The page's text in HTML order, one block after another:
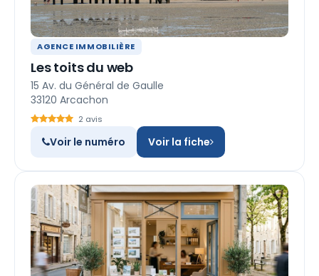
AGENCE IMMOBILIÈRE
Les toits du web
15 Av. du Général de Gaulle
33120 Arcachon
2 avis
Voir le numéro Voir la fiche